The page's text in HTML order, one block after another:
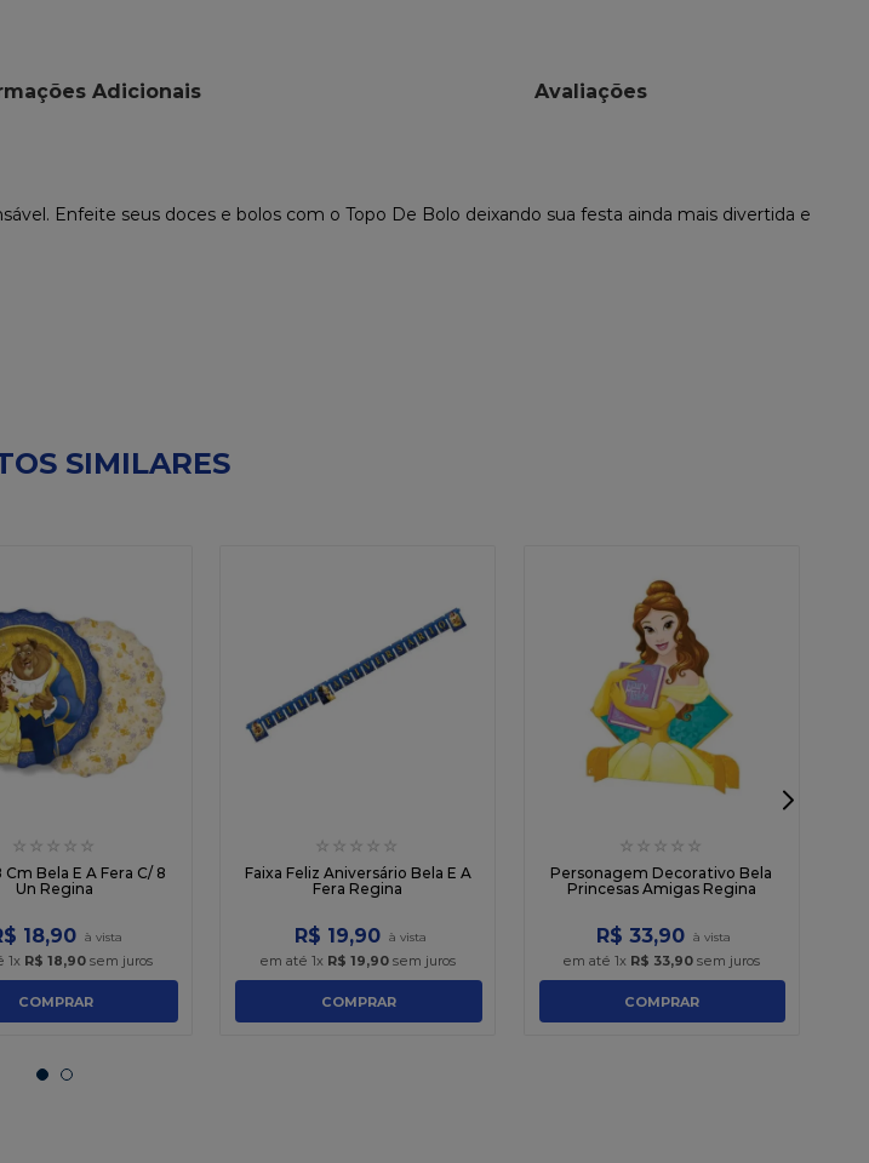
Adicionais Avaliações
Enfeite seus doces e bolos com o Topo De Bolo deixando sua festa ainda mais divertida e
SIMILARES
☆ ☆ ☆ ☆ ☆
Cm Bela E A Fera C/ 8
Un Regina
18,90
1x R$ 18,90sem juros
COMPRAR
☆ ☆ ☆ ☆ ☆
Faixa Feliz Aniversário Bela E A
Fera Regina
R$ 19,90
em até1x R$ 19,90 sem juros
COMPRAR
☆ ☆ ☆ ☆ ☆
Personagem Decorativo Bela
Princesas Amigas Regina
R$ 33,90
em até1x R$ 33,90 sem juros
COMPRAR